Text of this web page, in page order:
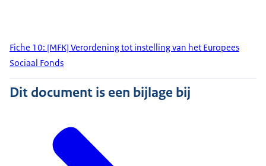
Fiche 10: [MFK] Verordening tot instelling van het Europees
Sociaal Fonds
Dit document is een bijlage bij